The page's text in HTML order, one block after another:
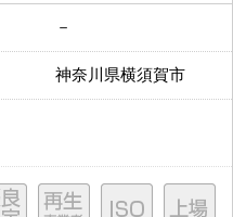
－
神奈川県横須賀市